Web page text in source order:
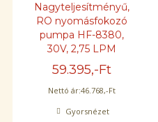
Nagyteljesítményű,
RO nyomásfokozó
pumpa HF-8380,
30V, 2,75 LPM
59.395,-Ft
Nettó ár:46.768,-Ft
Gyorsnézet